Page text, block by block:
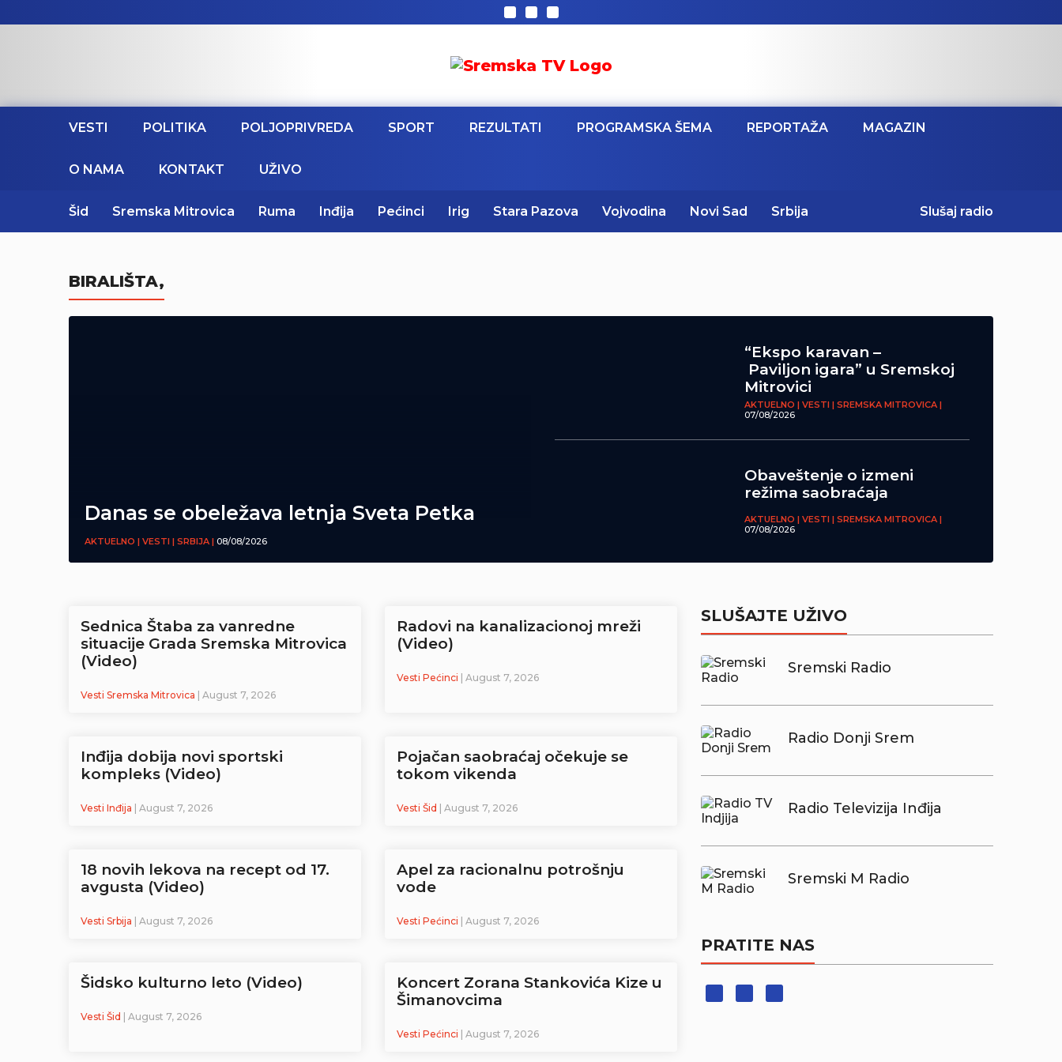
VESTI POLITIKA POLJOPRIVREDA SPORT REZULTATI PROGRAMSKA ŠEMA REPORTAŽA MAGAZIN
O NAMA KONTAKT UŽIVO
Šid Sremska Mitrovica Ruma Inđija Pećinci Irig Stara Pazova Vojvodina Novi Sad Srbija Slušaj radio
BIRALIŠTA,
Danas se obeležava letnja Sveta Petka
AKTUELNO | VESTI | SRBIJA | 08/08/2026
“Ekspo karavan –
Paviljon igara” u Sremskoj
Mitrovici
AKTUELNO | VESTI | SREMSKA MITROVICA |
07/08/2026
Obaveštenje o izmeni
režima saobraćaja
AKTUELNO | VESTI | SREMSKA MITROVICA |
07/08/2026
Sednica Štaba za vanredne
situacije Grada Sremska Mitrovica
(Video)
Vesti Sremska Mitrovica | August 7, 2026
Radovi na kanalizacionoj mreži
(Video)
Vesti Pećinci | August 7, 2026
Inđija dobija novi sportski
kompleks (Video)
Vesti Inđija | August 7, 2026
Pojačan saobraćaj očekuje se
tokom vikenda
Vesti Šid | August 7, 2026
18 novih lekova na recept od 17.
avgusta (Video)
Vesti Srbija | August 7, 2026
Apel za racionalnu potrošnju
vode
Vesti Pećinci | August 7, 2026
Šidsko kulturno leto (Video)
Vesti Šid | August 7, 2026
Koncert Zorana Stankovića Kize u
Šimanovcima
Vesti Pećinci | August 7, 2026
SLUŠAJTE UŽIVO
Sremski Radio
Radio Donji Srem
Radio Televizija Inđija
Sremski M Radio
PRATITE NAS